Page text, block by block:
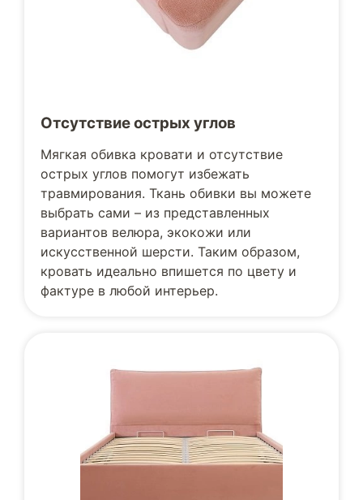
Отсутствие острых углов
Мягкая обивка кровати и отсутствие
острых углов помогут избежать
травмирования. Ткань обивки вы можете
выбрать сами – из представленных
вариантов велюра, экокожи или
искусственной шерсти. Таким образом,
кровать идеально впишется по цвету и
фактуре в любой интерьер.